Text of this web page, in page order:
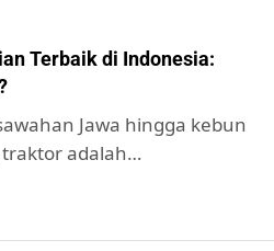
Terbaik di Indonesia:
Jawa hingga kebun
traktor adalah…